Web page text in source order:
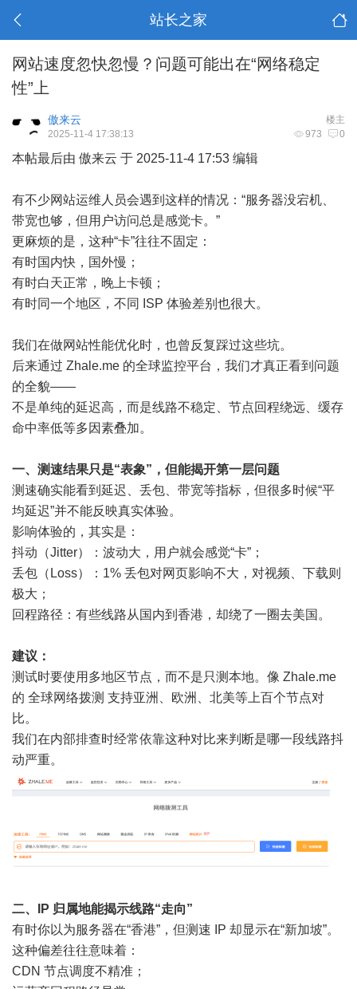
站长之家
网站速度忽快忽慢？问题可能出在“网络稳定
性”上
楼主
傲来云
973 0
2025-11-4 17:38:13
本帖最后由 傲来云 于 2025-11-4 17:53 编辑
有不少网站运维人员会遇到这样的情况：“服务器没宕机、
带宽也够，但用户访问总是感觉卡。”
更麻烦的是，这种“卡”往往不固定：
有时国内快，国外慢；
有时白天正常，晚上卡顿；
有时同一个地区，不同 ISP 体验差别也很大。
我们在做网站性能优化时，也曾反复踩过这些坑。
后来通过 Zhale.me 的全球监控平台，我们才真正看到问题
的全貌——
不是单纯的延迟高，而是线路不稳定、节点回程绕远、缓存
命中率低等多因素叠加。
一、测速结果只是“表象”，但能揭开第一层问题
测速确实能看到延迟、丢包、带宽等指标，但很多时候“平
均延迟”并不能反映真实体验。
影响体验的，其实是：
抖动（Jitter）：波动大，用户就会感觉“卡”；
丢包（Loss）：1% 丢包对网页影响不大，对视频、下载则
极大；
回程路径：有些线路从国内到香港，却绕了一圈去美国。
建议：
测试时要使用多地区节点，而不是只测本地。像 Zhale.me
的 全球网络拨测 支持亚洲、欧洲、北美等上百个节点对
比。
我们在内部排查时经常依靠这种对比来判断是哪一段线路抖
动严重。
二、IP 归属地能揭示线路“走向”
有时你以为服务器在“香港”，但测速 IP 却显示在“新加坡”。
这种偏差往往意味着：
CDN 节点调度不精准；